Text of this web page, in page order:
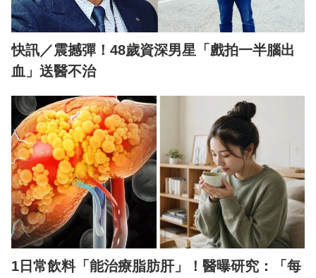
快訊／震撼彈！48歲資深男星「戲拍一半腦出
血」送醫不治
1日常飲料「能治療脂肪肝」！醫曝研究：「每